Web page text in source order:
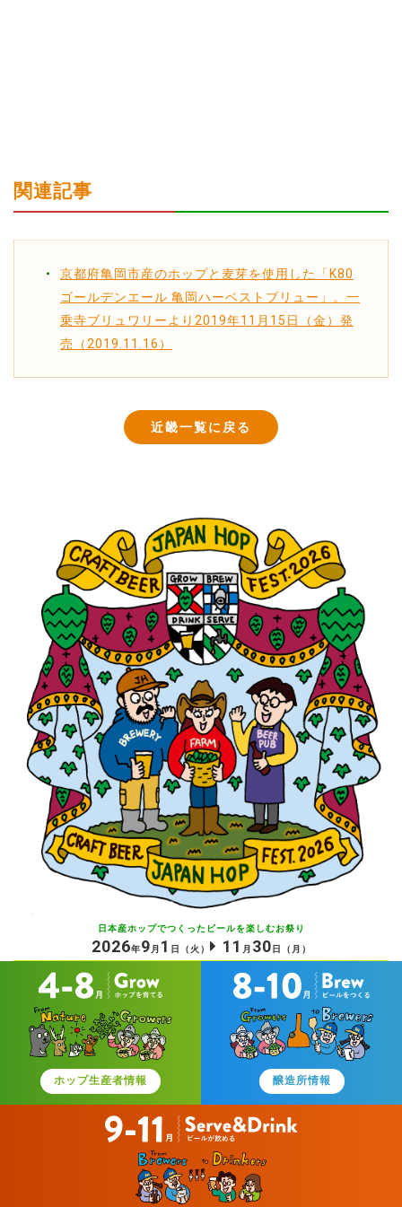
関連記事
京都府亀岡市産のホップと麦芽を使用した「K80
ゴールデンエール 亀岡ハーベストブリュー」。一
乗寺ブリュワリーより2019年11月15日（金）発
売（2019.11.16）
近畿一覧に戻る
日本産ホップでつくったビールを楽しむお祭り
2026年9 月 1 日 （火） 11 月 30 日 （月）
ホップ生産者情報 醸造所情報